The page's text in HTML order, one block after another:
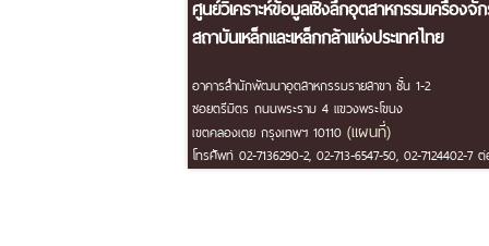
ศูนย์วิเคราะห์ข้อมูลเชิงลึกอุตสาหกรรมเครื่องจั
สถาบันเหล็กและเหล็กกล้าแห่งประเทศไทย
อาคารสำนักพัฒนาอุตสาหกรรมรายสาขา ชั้น 1-2
ซอยตรีมิตร ถนนพระราม 4 แขวงพระโขนง
เขตคลองเตย กรุงเทพฯ 10110 (แผนที่)
โทรศัพท์ 02-7136290-2, 02-713-6547-50, 02-7124402-7 ต่